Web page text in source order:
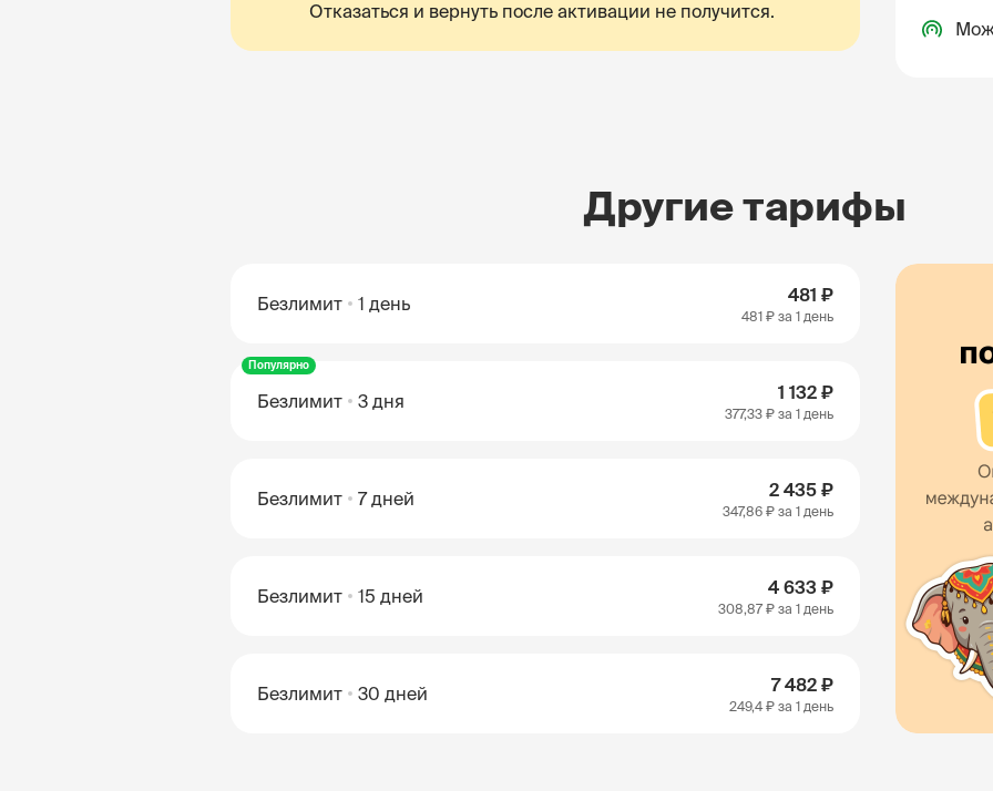
Отказаться и вернуть после активации не получится.
Другие тарифы
Безлимит 1 день 481 ₽
481 ₽ за 1 день
Популярно
Безлимит 3 дня 1 132 ₽
377,33 ₽ за 1 день
Безлимит 7 дней 2 435 ₽
347,86 ₽ за 1 день
Безлимит 15 дней 4 633 ₽
308,87 ₽ за 1 день
Безлимит 30 дней 7 482 ₽
249,4 ₽ за 1 день